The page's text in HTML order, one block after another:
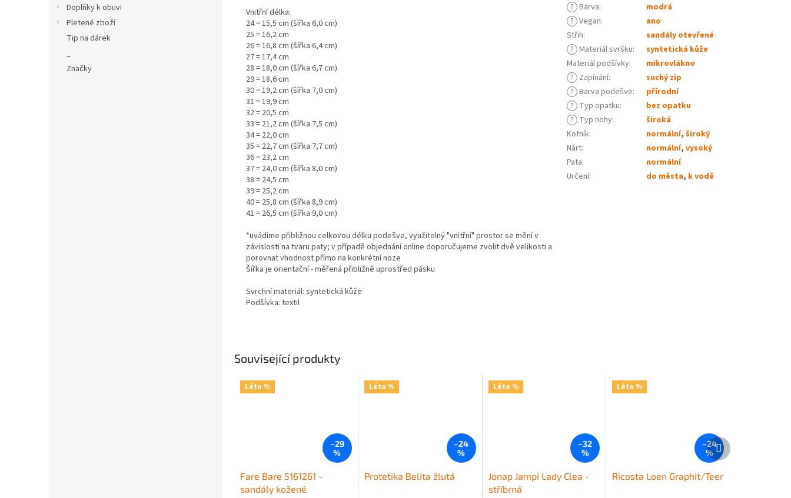
Doplňky k obuvi
Pletené zboží
Tip na dárek
_
Značky
Související produkty
Léto %
–29
%
Fare Bare 5161261 -
sandály kožené
Léto %
–24
%
Protetika Belita žlutá
Léto %
–32
%
Jonap Jampi Lady Clea -
stříbrná
Léto %
–24
%
Ricosta Loen Graphit/Teer
Další
produkt
Vnitřní délka:
24 = 15,5 cm (šířka 6,0 cm)
25 = 16,2 cm
26 = 16,8 cm (šířka 6,4 cm)
27 = 17,4 cm
28 = 18,0 cm (šířka 6,7 cm)
29 = 18,6 cm
30 = 19,2 cm (šířka 7,0 cm)
31 = 19,9 cm
32 = 20,5 cm
33 = 21,2 cm (šířka 7,5 cm)
34 = 22,0 cm
35 = 22,7 cm (šířka 7,7 cm)
36 = 23,2 cm
37 = 24,0 cm (šířka 8,0 cm)
38 = 24,5 cm
39 = 25,2 cm
40 = 25,8 cm (šířka 8,9 cm)
41 = 26,5 cm (šířka 9,0 cm)
*uvádíme přibližnou celkovou délku podešve, využitelný "vnitřní" prostor se mění v
závislosti na tvaru paty; v případě objednání online doporučujeme zvolit dvě velikosti a
porovnat vhodnost přímo na konkrétní noze
Šířka je orientační - měřená přibližně uprostřed pásku
Svrchní materiál: syntetická kůže
Podšívka: textil
? Barva:
modrá
? Vegan:
ano
Střih:
sandály otevřené
? Materiál svršku:
syntetická kůže
Materiál podšívky:
mikrovlákno
? Zapínání:
suchý zip
? Barva podešve:
přírodní
? Typ opatku:
bez opatku
? Typ nohy:
široká
Kotník: normální,široký
Nárt: normální,vysoký
Pata:
normální
Určení: do města, k vodě